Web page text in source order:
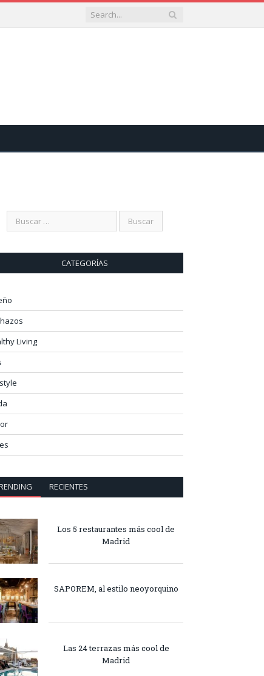
CATEGORÍAS
Living
RECIENTES
Los 5 restaurantes más cool de
Madrid
SAPOREM, al estilo neoyorquino
Las 24 terrazas más cool de
Madrid